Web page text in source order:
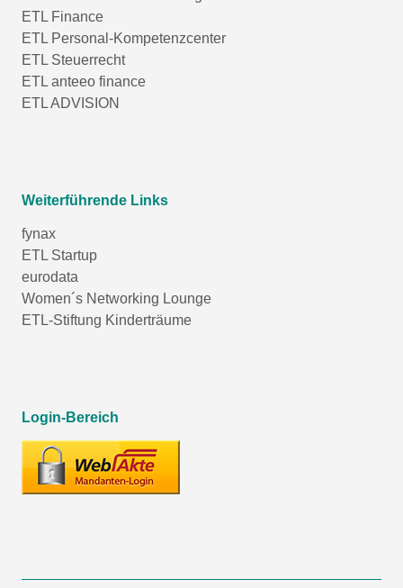
ETL Finance
ETL Personal-Kompetenzcenter
ETL Steuerrecht
ETL anteeo finance
ETL ADVISION
Weiterführende Links
fynax
ETL Startup
eurodata
Women´s Networking Lounge
ETL-Stiftung Kinderträume
Login-Bereich